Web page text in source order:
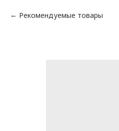
Рекомендуемые товары